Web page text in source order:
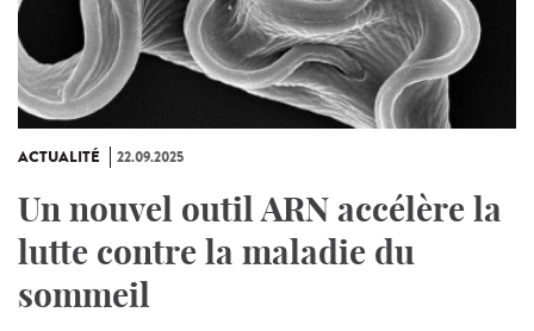
ACTUALITÉ 22.09.2025
Un nouvel outil ARN accélère la
lutte contre la maladie du
sommeil